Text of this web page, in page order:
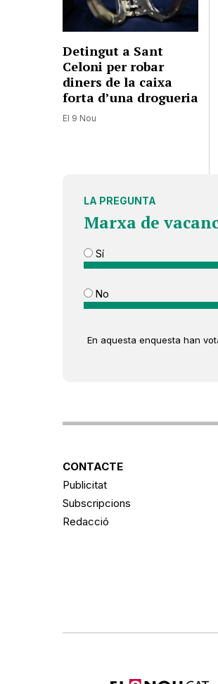
Detingut a Sant
Celoni per robar
diners de la caixa
forta d’una drogueria
El 9 Nou
LA PREGUNTA
Marxa de
Sí
No
En aquesta enquesta han
CONTACTE
Publicitat
Subscripcions
Redacció